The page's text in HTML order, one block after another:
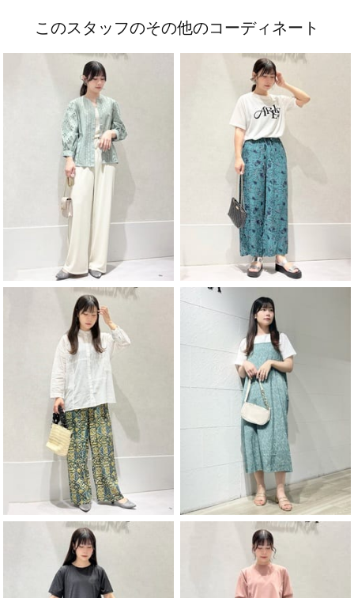
このスタッフのその他のコーディネート